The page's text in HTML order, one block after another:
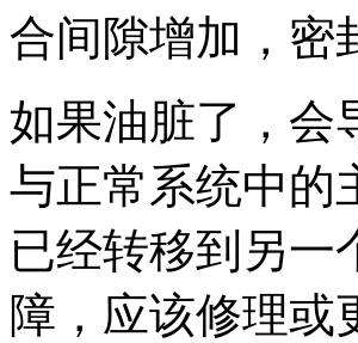
合间隙增加，密
如果油脏了，会
与正常系统中的
已经转移到另一
障，应该修理或